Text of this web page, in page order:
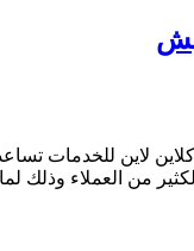
لاين للخدمات
من العملاء